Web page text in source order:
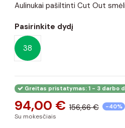
Aulinukai pašiltinti Cut Out
Pasirinkite dydį
38
Greitas pristatymas: 1 - 3 darbo
94,00 € 156,66 € -40%
Su mokesčiais